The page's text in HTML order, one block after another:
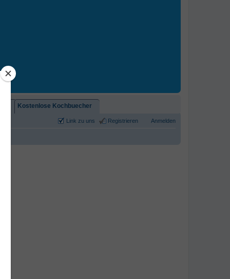
Kostenlose Kochbuecher
Anmelden
Registrieren
Link zu uns